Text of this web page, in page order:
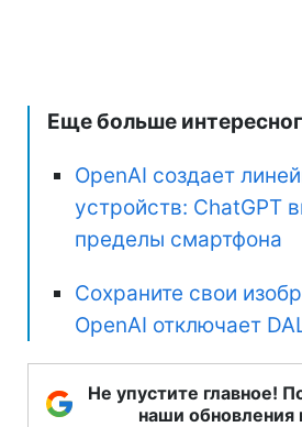
Еще больше
OpenAI создает
устройств: ChatGPT
пределы смартфона
Сохраните свои
OpenAI отключает
Не упустите главное!
наши обновления